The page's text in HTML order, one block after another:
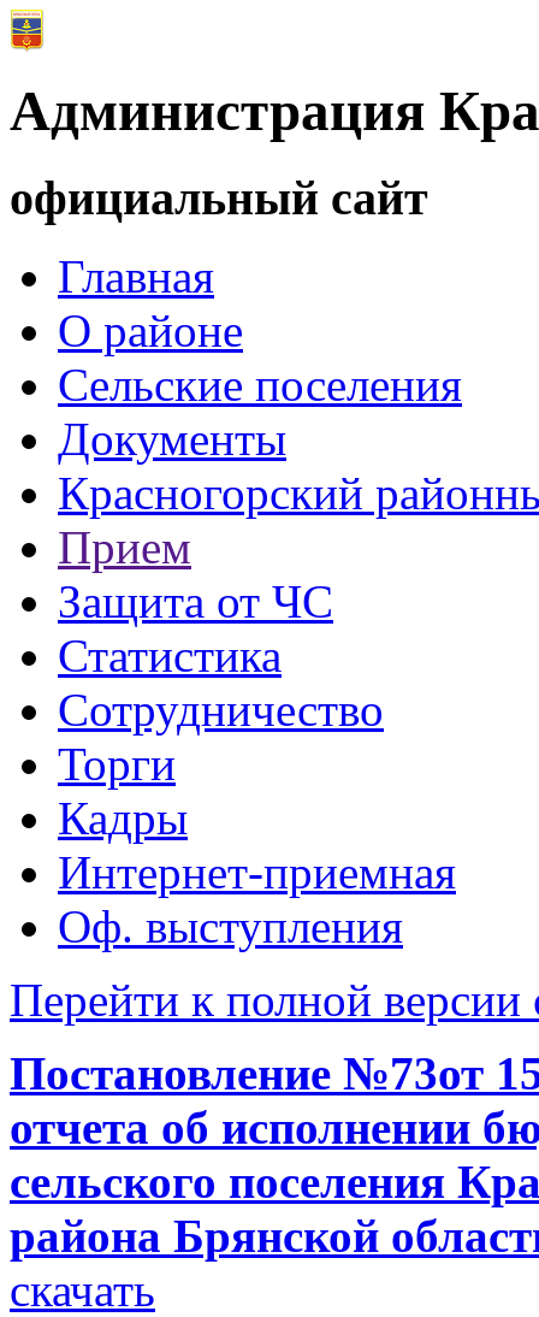
Администрация
официальный сайт
Главная
О районе
Сельские поселения
Документы
Красногорский
Прием
Защита от ЧС
Статистика
Сотрудничество
Торги
Кадры
Интернет-приемная
Оф. выступления
Перейти к полной версии
Постановление №73от
отчета об исполнении
сельского поселения
района Брянской
скачать